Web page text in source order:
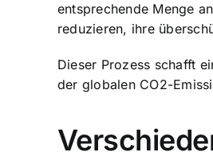
entsprechende Menge
reduzieren, ihre
Dieser Prozess schafft
der globalen CO2-